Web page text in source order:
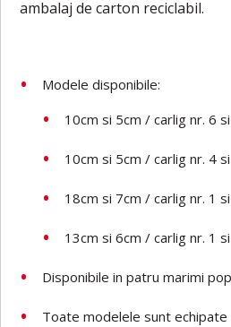
ambalaj de carton reciclabil.
Modele disponibile:
10cm si 5cm / carlig nr. 6
10cm si 5cm / carlig nr. 4
18cm si 7cm / carlig nr. 1
13cm si 6cm / carlig nr. 1
Disponibile in patru marimi
Toate modelele sunt echipate